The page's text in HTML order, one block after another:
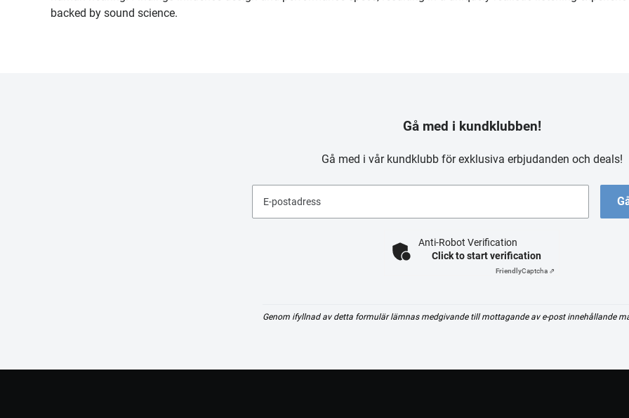
backed by sound science.
Gå med i kundklubben!
Gå med i vår kundklubb för exklusiva erbjudanden och deals!
E-postadress
Anti-Robot Verification
Click to start verification
FriendlyCaptcha ⇗
Genom ifyllnad av detta formulär lämnas medgivande till mottagande av e-post innehållande